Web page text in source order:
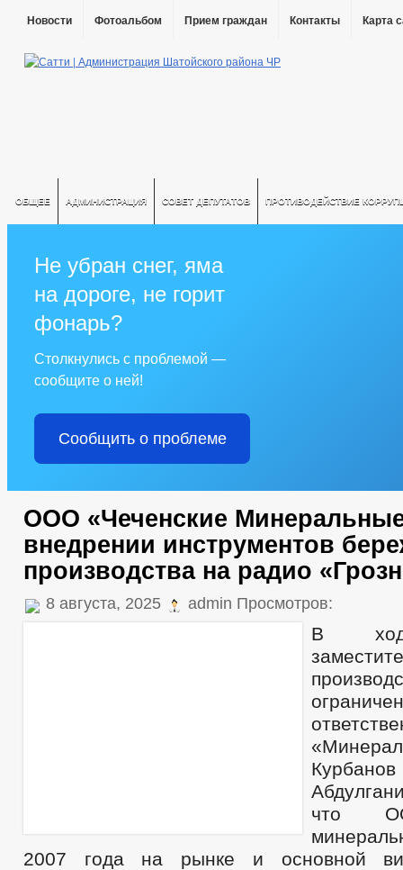
Новости Фотоальбом Прием граждан Контакты Карта
ОБЩЕЕ АДМИНИСТРАЦИЯ СОВЕТ ДЕПУТАТОВ ПРОТИВОДЕЙСТВИЕ
Не убран снег, яма
на дороге, не горит
фонарь?
Столкнулись с проблемой —
сообщите о ней!
Сообщить о проблеме
ООО «Чеченские
внедрении инструментов
производства на радио
8 августа, 2025 admin Просмотров:
В
что
2007 года на рынке и основной